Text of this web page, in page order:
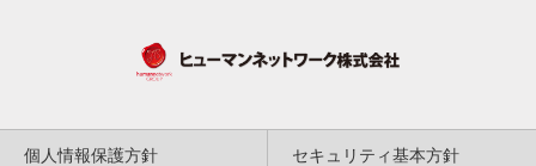
個人情報保護方針 セキュリティ基本方針